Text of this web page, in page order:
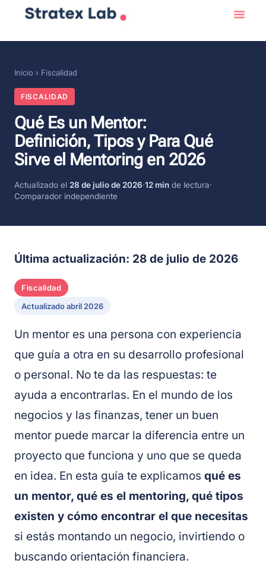
Inicio › Fiscalidad
FISCALIDAD
Qué Es un Mentor:
Definición, Tipos y Para Qué
Sirve el Mentoring en 2026
Actualizado el 28 de julio de 2026·12 min de lectura·
Comparador independiente
Última actualización: 28 de julio de 2026
Fiscalidad
Actualizado abril 2026
Un mentor es una persona con experiencia
que guía a otra en su desarrollo profesional
o personal. No te da las respuestas: te
ayuda a encontrarlas. En el mundo de los
negocios y las finanzas, tener un buen
mentor puede marcar la diferencia entre un
proyecto que funciona y uno que se queda
en idea. En esta guía te explicamos qué es
un mentor, qué es el mentoring, qué tipos
existen y cómo encontrar el que necesitas
si estás montando un negocio, invirtiendo o
buscando orientación financiera.